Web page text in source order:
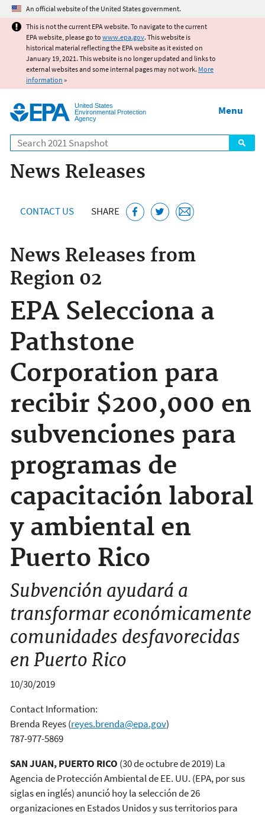
Jump to main content
An official website of the United States government.
This is not the current EPA website. To navigate to the current
EPA website, please go to www.epa.gov. This website is
historical material reflecting the EPA website as it existed on
January 19, 2021. This website is no longer updated and links to
external websites and some internal pages may not work. More
information »
United States
Environmental Protection
Agency
Search
Menu
News Releases
CONTACT US SHARE
News Releases from
Region 02
EPA Selecciona a
Pathstone
Corporation para
recibir $200,000 en
subvenciones para
programas de
capacitación laboral
y ambiental en
Puerto Rico
Subvención ayudará a
transformar económicamente
comunidades desfavorecidas
en Puerto Rico
10/30/2019
Contact Information:
Brenda Reyes(reyes.brenda@epa.gov)
787-977-5869
SAN JUAN, PUERTO RICO (30 de octubre de 2019) La
Agencia de Protección Ambiental de EE. UU. (EPA, por sus
siglas en inglés) anunció hoy la selección de 26
organizaciones en Estados Unidos y sus territorios para